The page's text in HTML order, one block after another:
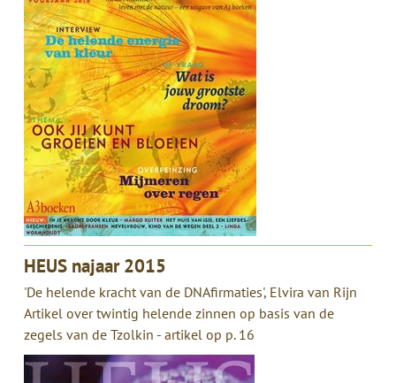
HEUS najaar 2015
'De helende kracht van de DNAfirmaties', Elvira van Rijn
Artikel over twintig helende zinnen op basis van de
zegels van de Tzolkin - artikel op p. 16